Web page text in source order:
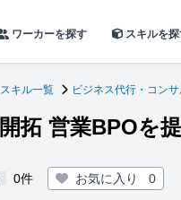
ワーカーを探す スキルを
スキル一覧 ビジネス代行・コン
拓 営業BPOを
0件 お気に入り 0